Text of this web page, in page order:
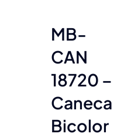
MB-
CAN
18720 –
Caneca
Bicolor